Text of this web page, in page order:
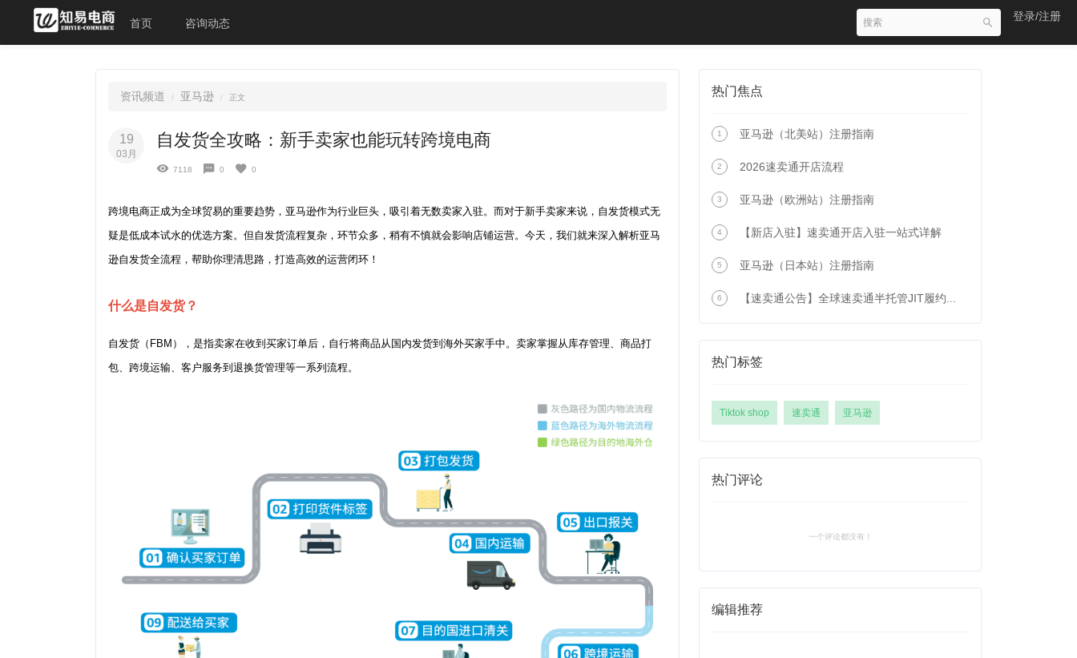
首页 咨询动态
登录/注册
资讯频道 亚马逊 正文
19
03月
自发货全攻略：新手卖家也能玩转跨境电商
7118 0 0
跨境电商正成为全球贸易的重要趋势，亚马逊作为行业巨头，吸引着无数卖家入驻。而对于新手卖家来说，自发货模式无
疑是低成本试水的优选方案。但自发货流程复杂，环节众多，稍有不慎就会影响店铺运营。今天，我们就来深入解析亚马
逊自发货全流程，帮助你理清思路，打造高效的运营闭环！
什么是自发货？
自发货（FBM），是指卖家在收到买家订单后，自行将商品从国内发货到海外买家手中。卖家掌握从库存管理、商品打
包、跨境运输、客户服务到退换货管理等一系列流程。
热门焦点
1 亚马逊（北美站）注册指南
2 2026速卖通开店流程
3 亚马逊（欧洲站）注册指南
4 【新店入驻】速卖通开店入驻一站式详解
5 亚马逊（日本站）注册指南
6 【速卖通公告】全球速卖通半托管JIT履约...
热门标签
Tiktok shop 速卖通 亚马逊
热门评论
一个评论都没有！
编辑推荐